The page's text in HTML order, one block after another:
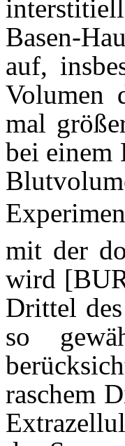
Basen-
auf,
Volumen
mal
bei einem
mit der
wird [
Drittel
so
raschem